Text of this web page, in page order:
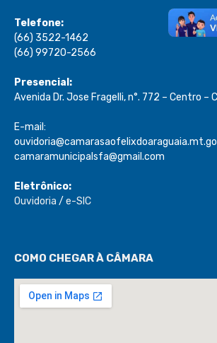
Telefone:
(66) 3522-1462
(66) 99720-2566
Presencial:
Avenida Dr. Jose Fragelli, n°. 772 – Centro –
E-mail:
camaramunicipalsfa@gmail.com
Eletrônico:
Ouvidoria / e-SIC
COMO CHEGAR À CÂMARA